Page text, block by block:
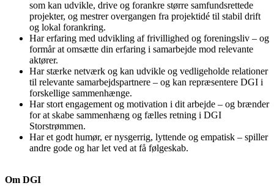
som kan udvikle, drive og forankre større samfundsrettede
projekter, og mestrer overgangen fra projektidé til stabil drift
og lokal forankring.
Har erfaring med udvikling af frivillighed og foreningsliv – og
formår at omsætte din erfaring i samarbejde mod relevante
aktører.
Har stærke netværk og kan udvikle og vedligeholde relationer
til relevante samarbejdspartnere – og kan repræsentere DGI i
forskellige sammenhænge.
Har stort engagement og motivation i dit arbejde – og brænder
for at skabe sammenhæng og fælles retning i DGI
Storstrømmen.
Har et godt humør, er nysgerrig, lyttende og empatisk – spiller
andre gode og har let ved at få følgeskab.
Om DGI